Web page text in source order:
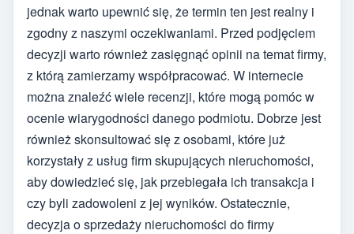
jednak warto upewnić się, że termin ten jest realny i
zgodny z naszymi oczekiwaniami. Przed podjęciem
decyzji warto również zasięgnąć opinii na temat firmy,
z którą zamierzamy współpracować. W internecie
można znaleźć wiele recenzji, które mogą pomóc w
ocenie wiarygodności danego podmiotu. Dobrze jest
również skonsultować się z osobami, które już
korzystały z usług firm skupujących nieruchomości,
aby dowiedzieć się, jak przebiegała ich transakcja i
czy byli zadowoleni z jej wyników. Ostatecznie,
decyzja o sprzedaży nieruchomości do firmy